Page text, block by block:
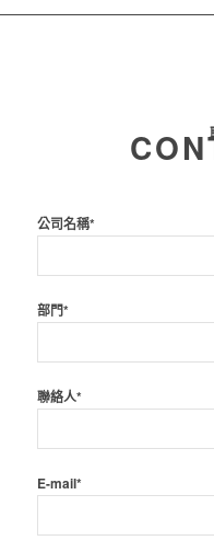
公司名稱*
部門*
聯絡人*
E-mail*